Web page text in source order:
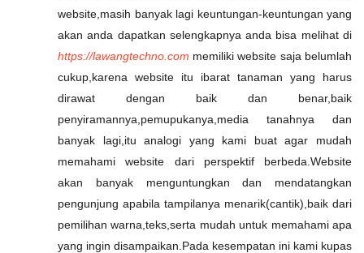
website,masih banyak lagi keuntungan-keuntungan yang
akan anda dapatkan selengkapnya anda bisa melihat di
https://lawangtechno.com memiliki website saja belumlah
cukup,karena website itu ibarat tanaman yang harus
dirawat dengan baik dan benar,baik
penyiramannya,pemupukanya,media tanahnya dan
banyak lagi,itu analogi yang kami buat agar mudah
memahami website dari perspektif berbeda.Website
akan banyak menguntungkan dan mendatangkan
pengunjung apabila tampilanya menarik(cantik),baik dari
pemilihan warna,teks,serta mudah untuk memahami apa
yang ingin disampaikan.Pada kesempatan ini kami kupas